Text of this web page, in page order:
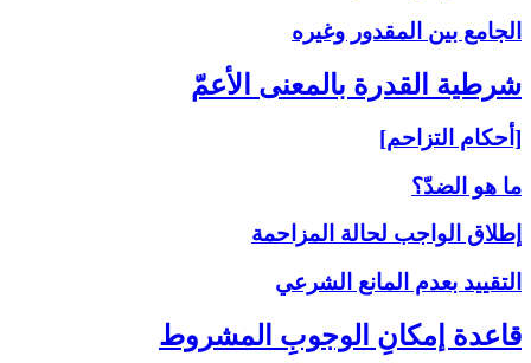
الجامع بين المقدور وغيره
شرطية القدرة بالمعنى‏ الأعمّ‏
[أحكام التزاحم]
ما هو الضدّ؟
إطلاق الواجب لحالة المزاحمة
التقييد بعدم المانع الشرعي
قاعدة إمكانِ الوجوبِ المشروط